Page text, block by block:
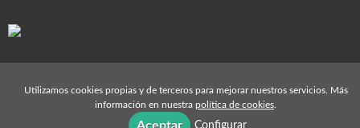
Utilizamos cookies propias y de terceros para mejorar nuestros servicios. Más
información en nuestra política de cookies
Configurar